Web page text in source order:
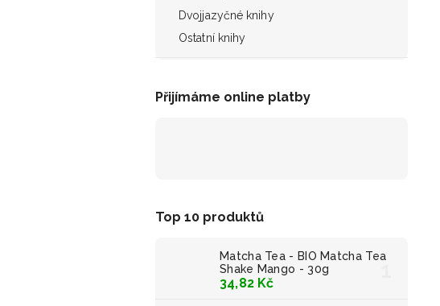
Dvojjazyčné knihy
Ostatní knihy
Přijímáme online platby
Top 10 produktů
Matcha Tea - BIO Matcha Tea
Shake Mango - 30g
34,82 Kč